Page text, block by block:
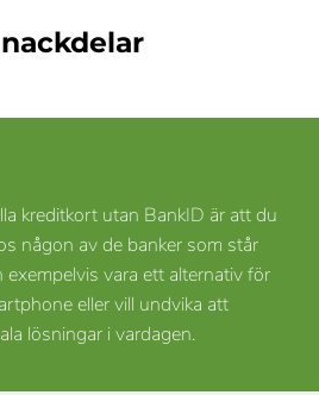
kreditkort utan BankID är att du
någon av de banker som står
exempelvis vara ett alternativ för
eller vill undvika att
lösningar i vardagen.